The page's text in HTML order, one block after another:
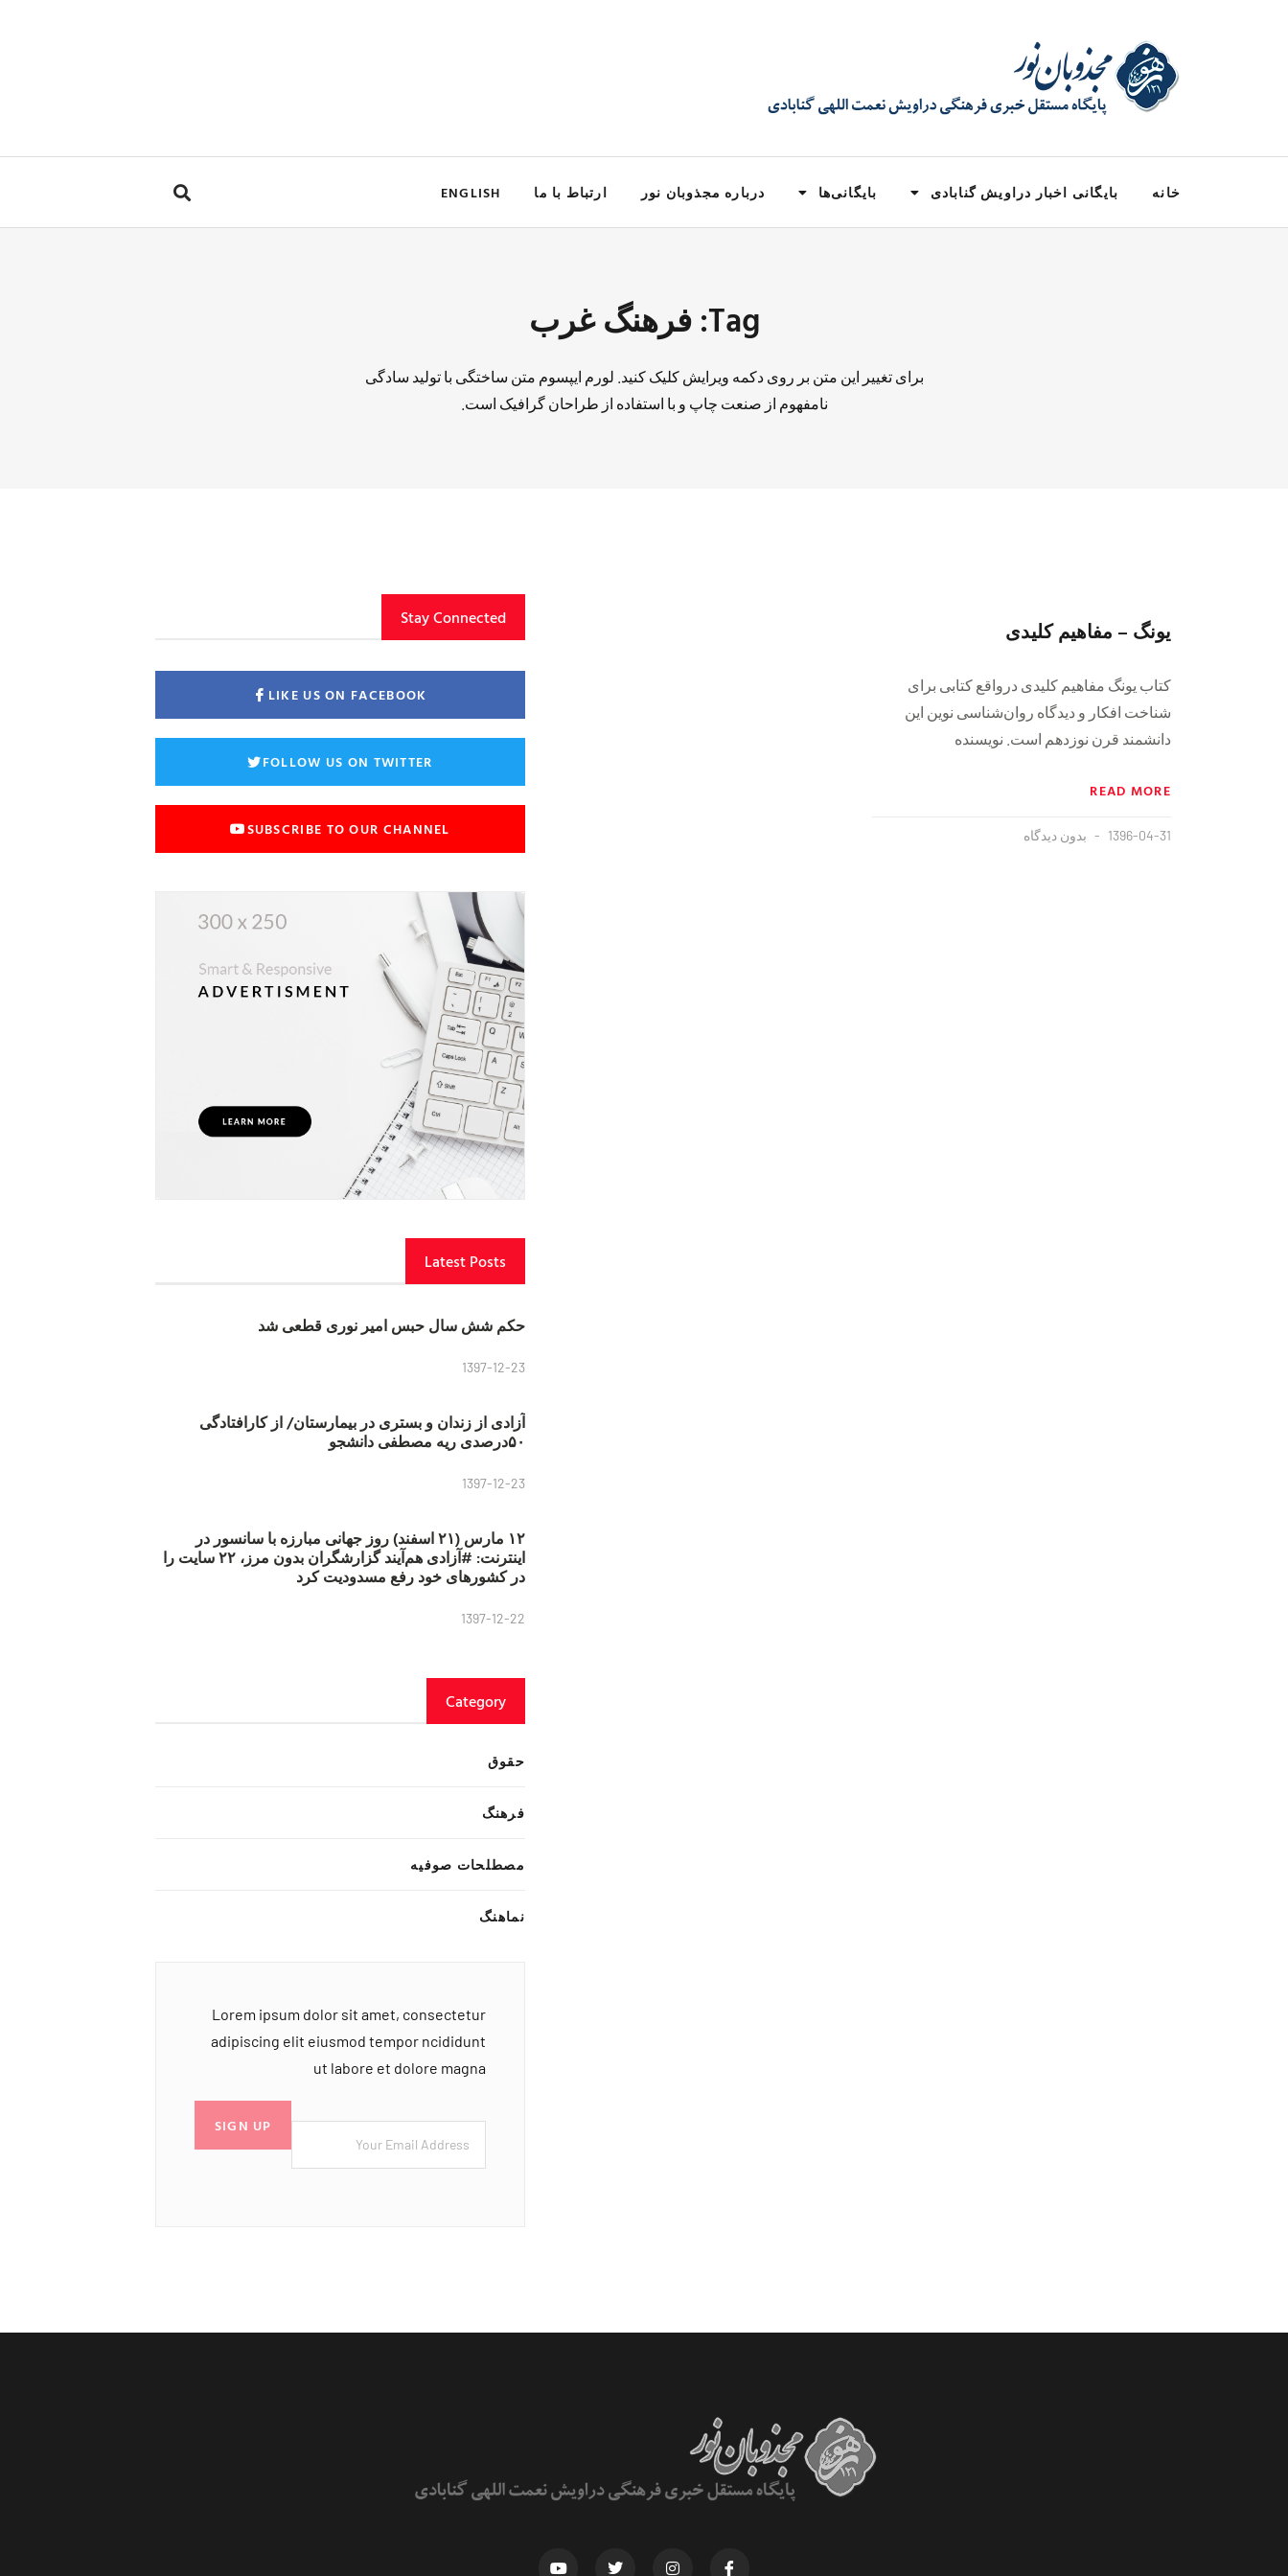
خانه بایگانی اخبار دراویش گنابادی بایگانی‌ها درباره مجذوبان نور ارتباط با ما ENGLISH
Tag: فرهنگ غرب
برای تغییر این متن بر روی دکمه ویرایش کلیک کنید. لورم ایپسوم متن ساختگی با تولید سادگی
نامفهوم از صنعت چاپ و با استفاده از طراحان گرافیک است.
یونگ – مفاهیم کلیدی
کتاب یونگ مفاهیم کلیدی درواقع کتابی برای
شناخت افکار و دیدگاه روان‌شناسی نوین این
دانشمند قرن نوزدهم است. نویسنده
READ MORE
1396-04-31 بدون دیدگاه
Stay Connected
LIKE US ON FACEBOOK
FOLLOW US ON TWITTER
SUBSCRIBE TO OUR CHANNEL
Latest Posts
حکم شش سال حبس امیر نوری قطعی شد
1397-12-23
آزادی از زندان و بستری در بیمارستان/ از کارافتادگی
۵۰درصدی ریه مصطفی دانشجو
1397-12-23
۱۲ مارس (۲۱ اسفند) روز جهانی مبارزه با سانسور در
اینترنت: #آزادی هم‌آیند گزارشگران‌ بدون مرز، ۲۲ سایت را
در کشورهای خود رفع مسدودیت کرد
1397-12-22
Category
حقوق
فرهنگ
مصطلحات صوفیه
نماهنگ
Lorem ipsum dolor sit amet, consectetur
adipiscing elit eiusmod tempor ncididunt
ut labore et dolore magna
SIGN UP